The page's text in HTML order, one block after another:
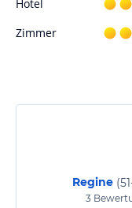
Hotel
Zimmer
Regine (
3